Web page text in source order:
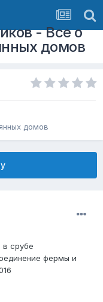
- Все о
домов
домов
в срубе
фермы и